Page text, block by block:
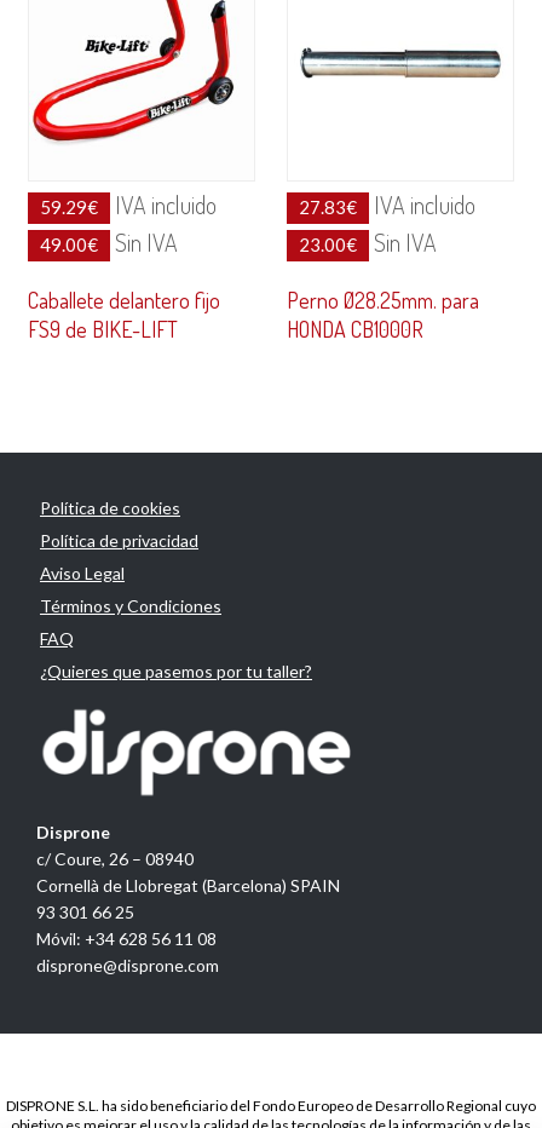
59.29€ IVA incluido
49.00€ Sin IVA
Caballete delantero fijo
FS9 de BIKE-LIFT
27.83€ IVA incluido
23.00€ Sin IVA
Perno Ø28.25mm. para
HONDA CB1000R
Política de cookies
Política de privacidad
Aviso Legal
Términos y Condiciones
FAQ
¿Quieres que pasemos por tu taller?
Disprone
c/ Coure, 26 – 08940
Cornellà de Llobregat (Barcelona) SPAIN
93 301 66 25
Móvil: +34 628 56 11 08
disprone@disprone.com
DISPRONE S.L. ha sido beneficiario del Fondo Europeo de Desarrollo Regional cuyo